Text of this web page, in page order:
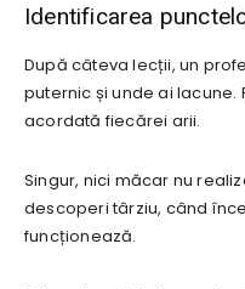
Identificarea
După câteva lecții, un
puternic și unde ai
acordată fiecărei arii.
Singur, nici măcar nu
descoperi târziu, când
funcționează.